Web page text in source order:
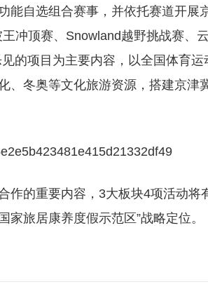
能自选组合赛事，并依托赛道开展
冲顶赛、Snowland越野挑战赛、
的项目为主要内容，以全国体育
、冬奥等文化旅游资源，搭建京津
作的重要内容，3大板块4项活动将
旅居康养度假示范区”战略定位。